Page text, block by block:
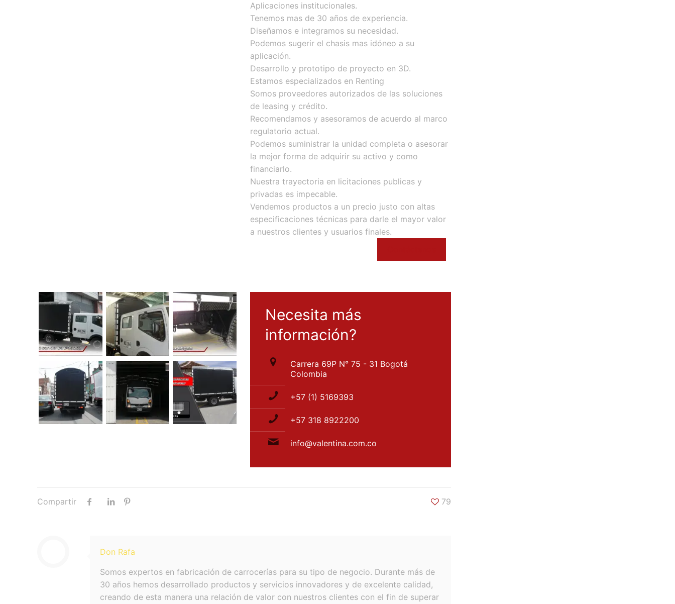
Aplicaciones institucionales.
Tenemos mas de 30 años de experiencia.
Diseñamos e integramos su necesidad.
Podemos sugerir el chasis mas idóneo a su
aplicación.
Desarrollo y prototipo de proyecto en 3D.
Estamos especializados en Renting
Somos proveedores autorizados de las soluciones
de leasing y crédito.
Recomendamos y asesoramos de acuerdo al marco
regulatorio actual.
Podemos suministrar la unidad completa o asesorar
la mejor forma de adquirir su activo y como
financiarlo.
Nuestra trayectoria en licitaciones publicas y
privadas es impecable.
Vendemos productos a un precio justo con altas
especificaciones técnicas para darle el mayor valor
a nuestros clientes y usuarios finales.
Necesita más
información?
Carrera 69P N° 75 - 31 Bogotá
Colombia
+57 (1) 5169393
+57 318 8922200
info@valentina.com.co
Compartir 79
Don Rafa
Somos expertos en fabricación de carrocerías para su tipo de negocio. Durante más de
30 años hemos desarrollado productos y servicios innovadores y de excelente calidad,
creando de esta manera una relación de valor con nuestros clientes con el fin de superar